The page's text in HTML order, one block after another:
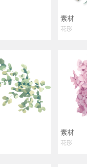
素材
花形
素材
花形